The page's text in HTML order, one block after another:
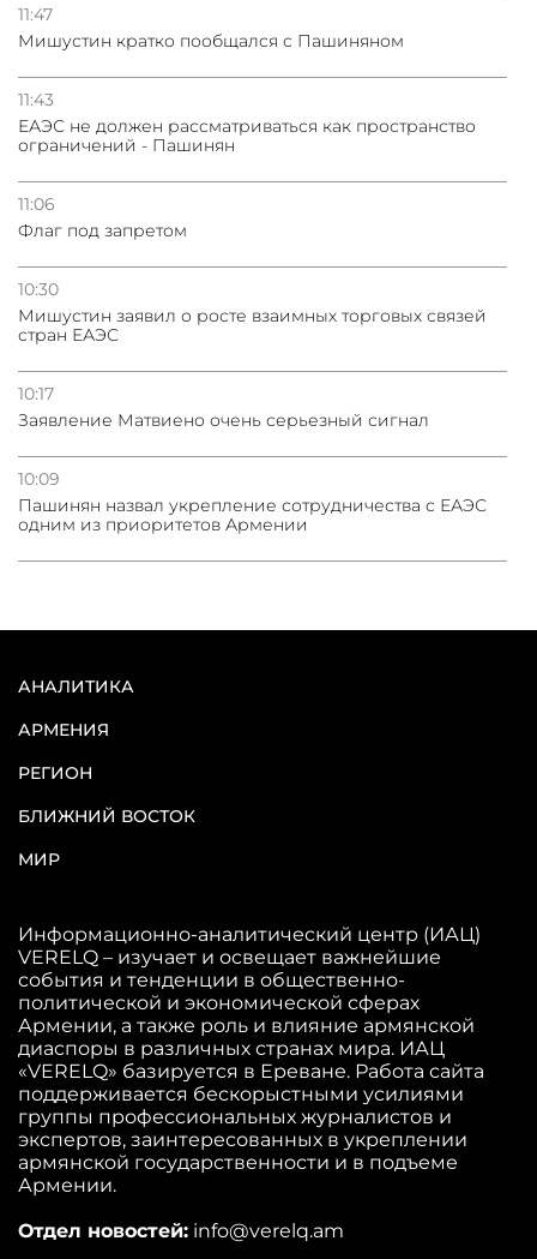
11:47
Мишустин кратко пообщался с Пашиняном
11:43
ЕАЭС не должен рассматриваться как пространство
ограничений - Пашинян
11:06
Флаг под запретом
10:30
Мишустин заявил о росте взаимных торговых связей
стран ЕАЭС
10:17
Заявление Матвиено очень серьезный сигнал
10:09
Пашинян назвал укрепление сотрудничества с ЕАЭС
одним из приоритетов Армении
АНАЛИТИКА
АРМЕНИЯ
РЕГИОН
БЛИЖНИЙ ВОСТОК
МИР
Информационно-аналитический центр (ИАЦ)
VERELQ – изучает и освещает важнейшие
события и тенденции в общественно-
политической и экономической сферах
Армении, а также роль и влияние армянской
диаспоры в различных странах мира. ИАЦ
«VERELQ» базируется в Ереване. Работа сайта
поддерживается бескорыстными усилиями
группы профессиональных журналистов и
экспертов, заинтересованных в укреплении
армянской государственности и в подъеме
Армении.
Отдел новостей: info@verelq.am